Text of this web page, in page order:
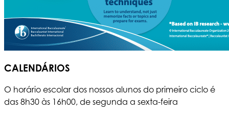
CALENDÁRIOS
O horário escolar dos nossos alunos do primeiro ciclo é
das 8h30 às 16h00, de segunda a sexta-feira